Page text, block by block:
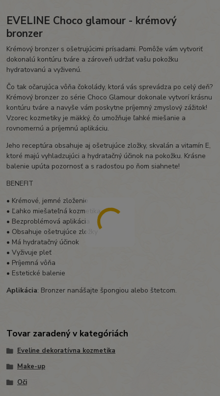
EVELINE Choco glamour - krémový
bronzer
Krémový bronzer s ošetrujúcimi prísadami. Pomôže vám vytvoriť
dokonalú kontúru tváre a zároveň udržať vašu pokožku
hydratovanú a vyživenú.
Čo tak očarujúca vôňa čokolády, ktorá vás sprevádza po celý deň?
Krémový bronzer zo série Choco Glamour dokonale vytvorí krásnu
kontúru tváre a navyše vám poskytne príjemný zmyslový zážitok!
Vzorec kozmetiky je mäkký, čo umožňuje ľahké miešanie a
rovnomernú a príjemnú aplikáciu.
Jeho receptúra ​​obsahuje aj ošetrujúce zložky, skvalán a vitamín E,
ktoré majú vyhladzujúci a hydratačný účinok na pokožku. Krásne
balenie upúta pozornosť a s radosťou po ňom siahnete!
BENEFIT
• Krémové, jemné zloženie
• Ľahko miešateľná kozmetika
• Bezproblémová aplikácia
• Obsahuje ošetrujúce zložky
• Má hydratačný účinok
• Vyživuje pleť
• Príjemná vôňa
• Estetické balenie
Aplikácia: Bronzer nanášajte špongiou alebo štetcom.
Tovar zaradený v kategóriách
Eveline dekoratívna kozmetika
Make-up
Oči